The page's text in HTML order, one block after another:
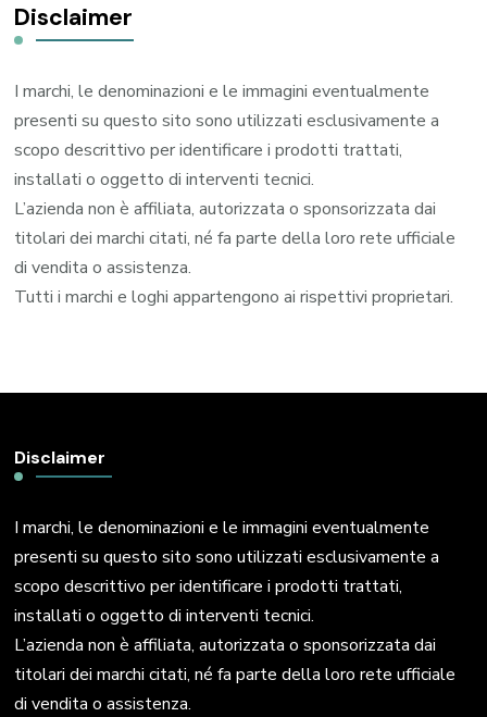
Disclaimer
I marchi, le denominazioni e le immagini eventualmente
presenti su questo sito sono utilizzati esclusivamente a
scopo descrittivo per identificare i prodotti trattati,
installati o oggetto di interventi tecnici.
L’azienda non è affiliata, autorizzata o sponsorizzata dai
titolari dei marchi citati, né fa parte della loro rete ufficiale
di vendita o assistenza.
Tutti i marchi e loghi appartengono ai rispettivi proprietari.
Disclaimer
I marchi, le denominazioni e le immagini eventualmente
presenti su questo sito sono utilizzati esclusivamente a
scopo descrittivo per identificare i prodotti trattati,
installati o oggetto di interventi tecnici.
L’azienda non è affiliata, autorizzata o sponsorizzata dai
titolari dei marchi citati, né fa parte della loro rete ufficiale
di vendita o assistenza.